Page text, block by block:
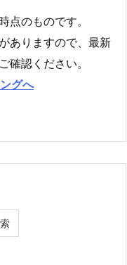
点のものです。
ありますので、最新
確認ください。
グへ